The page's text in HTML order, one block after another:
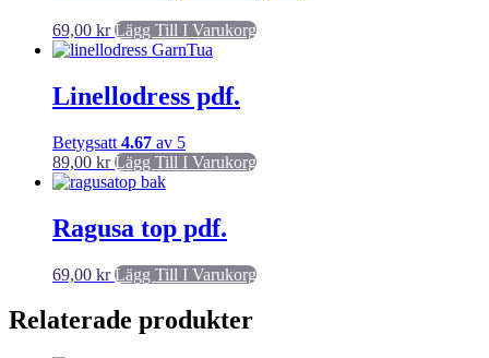
69,00 kr Lägg Till I Varukorg
Linellodress pdf.
Betygsatt 4.67 av 5
89,00 kr Lägg Till I Varukorg
Ragusa top pdf.
69,00 kr Lägg Till I Varukorg
Relaterade produkter